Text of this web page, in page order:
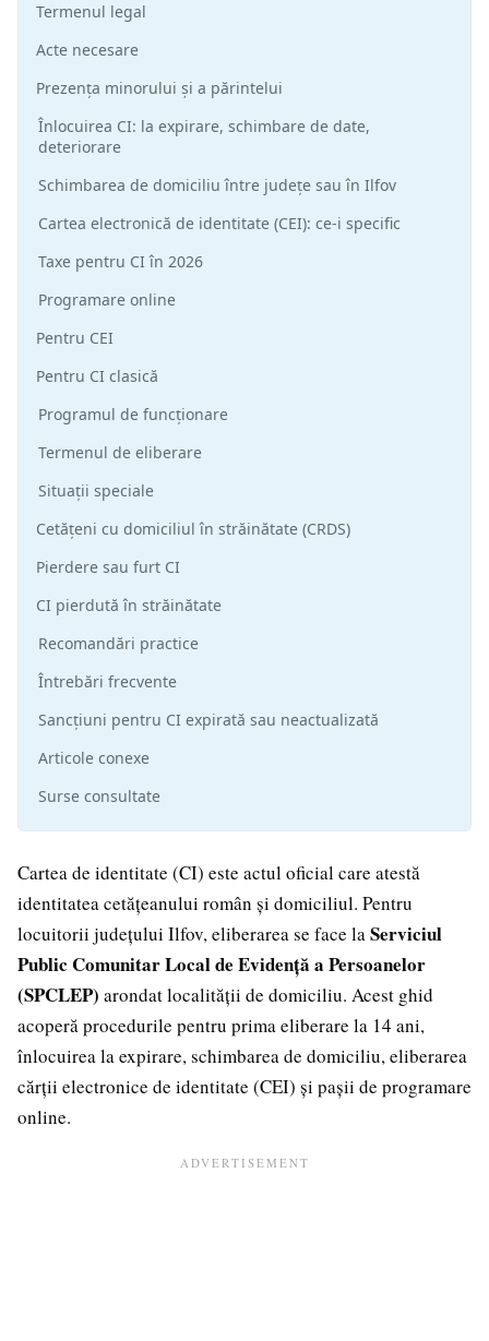
Cartea de identitate (CI) este actul oficial care atestă
identitatea cetățeanului român și domiciliul. Pentru
locuitorii județului Ilfov, eliberarea se face laServiciul
Public Comunitar Local de Evidență a Persoanelor
(SPCLEP) arondat localității de domiciliu. Acest ghid
acoperă procedurile pentru prima eliberare la 14 ani,
înlocuirea la expirare, schimbarea de domiciliu, eliberarea
cărții electronice de identitate (CEI) și pașii de programare
online.
Termenul legal
Acte necesare
Prezența minorului și a părintelui
Înlocuirea CI: la expirare, schimbare de date,
deteriorare
Schimbarea de domiciliu între județe sau în Ilfov
Cartea electronică de identitate (CEI): ce-i specific
Taxe pentru CI în 2026
Programare online
Pentru CEI
Pentru CI clasică
Programul de funcționare
Termenul de eliberare
Situații speciale
Cetățeni cu domiciliul în străinătate (CRDS)
Pierdere sau furt CI
CI pierdută în străinătate
Recomandări practice
Întrebări frecvente
Sancțiuni pentru CI expirată sau neactualizată
Articole conexe
Surse consultate